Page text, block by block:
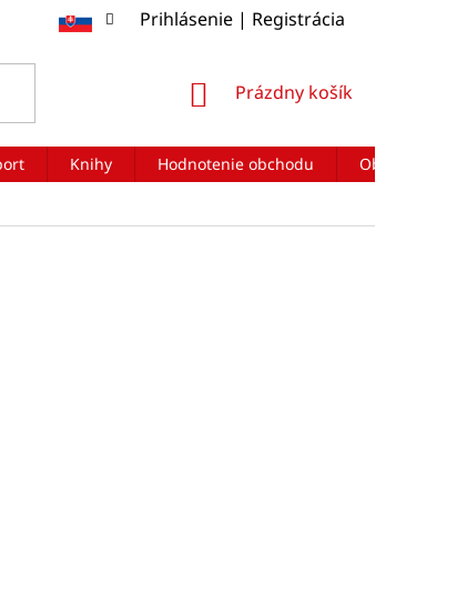
Prihlásenie | Registrácia
NÁKUPNÝ
Prázdny košík
Knihy Hodnotenie obchodu
Obchodné